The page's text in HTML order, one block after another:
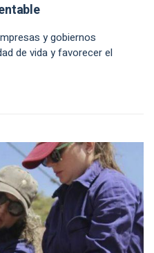
y gobiernos
de vida y favorecer el